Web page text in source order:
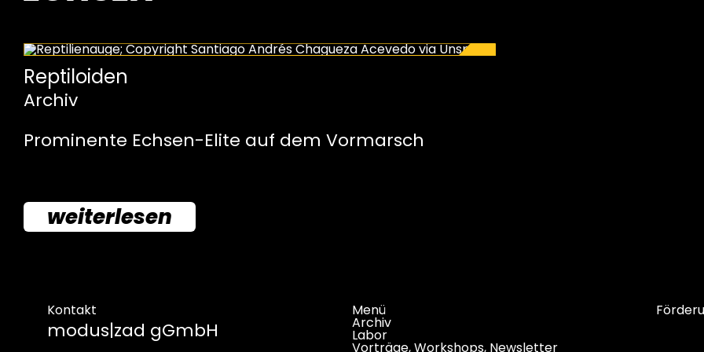
Reptiloiden
Archiv
Prominente Echsen-Elite auf dem Vormarsch
weiterlesen
Kontakt
modus|zad gGmbH
Menü
Archiv
Labor
Vorträge, Workshops, Newsletter